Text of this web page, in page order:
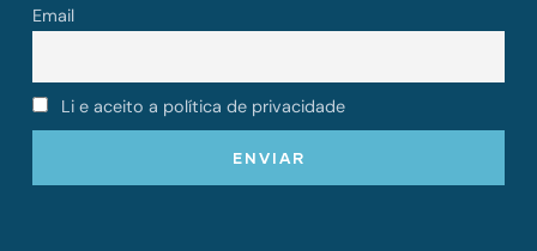
Email
Li e aceito a política de privacidade